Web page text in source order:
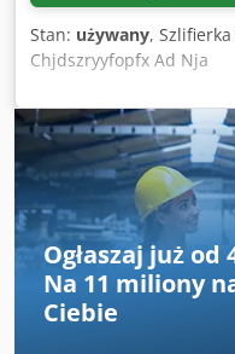
Stan: używany,
Chjdszryyfopfx Ad Nja
Ogłaszaj już od
Na 11 miliony
Ciebie